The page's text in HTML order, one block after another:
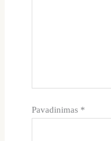
Pavadinimas *